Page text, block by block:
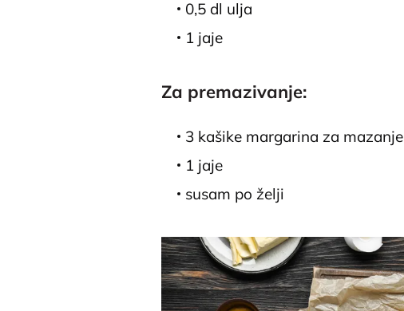
0,5 dl ulja
1 jaje
Za premazivanje:
3 kašike margarina za mazanje
1 jaje
susam po želji